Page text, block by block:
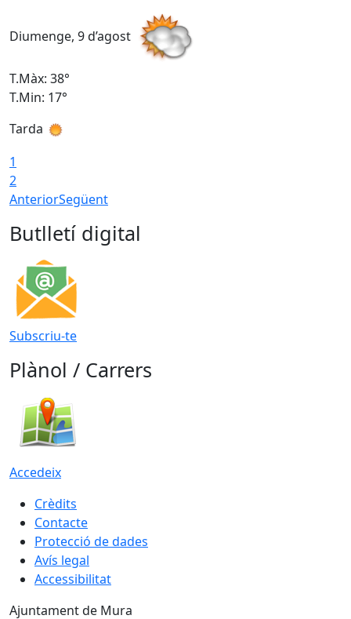
Diumenge, 9 d’agost
T.Màx: 38°
T.Min: 17°
Tarda
1
2
AnteriorSegüent
Butlletí digital
Subscriu-te
Plànol / Carrers
Accedeix
Crèdits
Contacte
Protecció de dades
Avís legal
Accessibilitat
Ajuntament de Mura